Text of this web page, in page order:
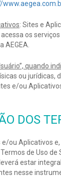
: Sites e
os
AEGEA.
quando
ou jurídicas,
e/ou
DOS
ou Aplicativos
de Uso de
estar
nesse